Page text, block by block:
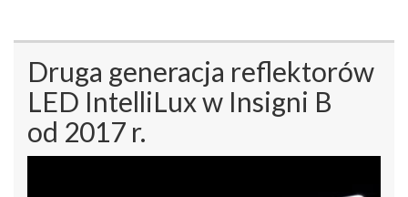
Druga generacja reflektorów
LED IntelliLux w Insigni B
od 2017 r.